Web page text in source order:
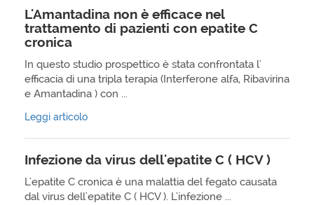
L'Amantadina non è efficace nel
trattamento di pazienti con epatite C
cronica
In questo studio prospettico è stata confrontata l'
efficacia di una tripla terapia (Interferone alfa, Ribavirina
e Amantadina ) con ...
Leggi articolo
Infezione da virus dell'epatite C ( HCV )
L'epatite C cronica è una malattia del fegato causata
dal virus dell'epatite C ( HCV ). L'infezione ...